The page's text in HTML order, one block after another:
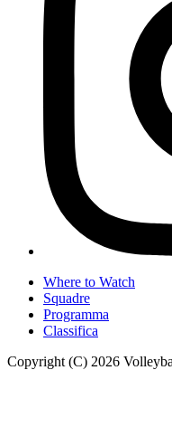
Where to Watch
Squadre
Programma
Classifica
Copyright (C) 2026